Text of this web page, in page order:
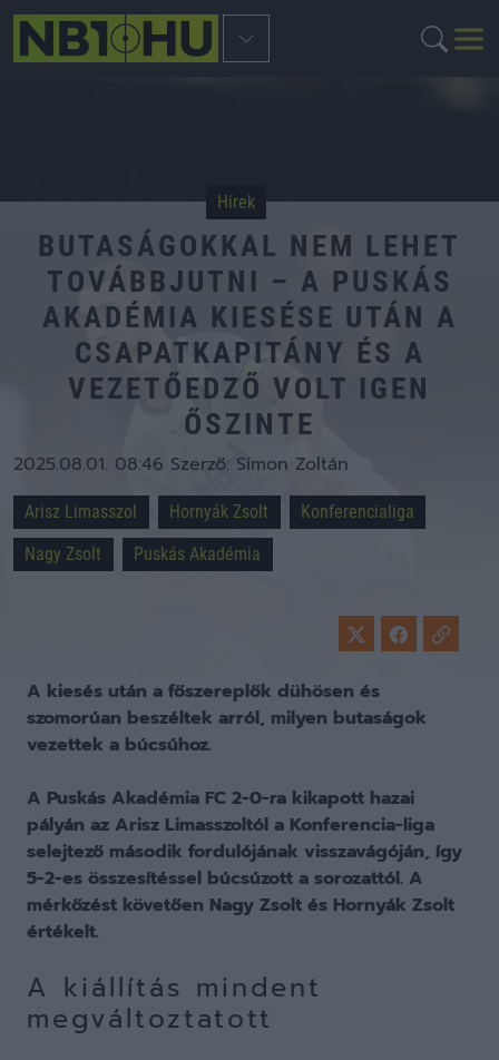
Hírek
BUTASÁGOKKAL NEM LEHET
TOVÁBBJUTNI – A PUSKÁS
AKADÉMIA KIESÉSE UTÁN A
CSAPATKAPITÁNY ÉS A
VEZETŐEDZŐ VOLT IGEN
ŐSZINTE
2025.08.01. 08:46 Szerző: Simon Zoltán
Arisz Limasszol Hornyák Zsolt
Konferencialiga
Nagy Zsolt
Puskás Akadémia
A kiesés után a főszereplők dühösen és
szomorúan beszéltek arról, milyen butaságok
vezettek a búcsúhoz.
A Puskás Akadémia FC 2-0-ra kikapott hazai
pályán az Arisz Limasszoltól a Konferencia-liga
selejtező második fordulójának visszavágóján, így
5-2-es összesítéssel búcsúzott a sorozattól. A
mérkőzést követően Nagy Zsolt és Hornyák Zsolt
értékelt.
A kiállítás mindent
megváltoztatott